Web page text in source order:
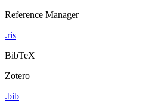
Reference Manager
.ris
BibTeX
Zotero
.bib